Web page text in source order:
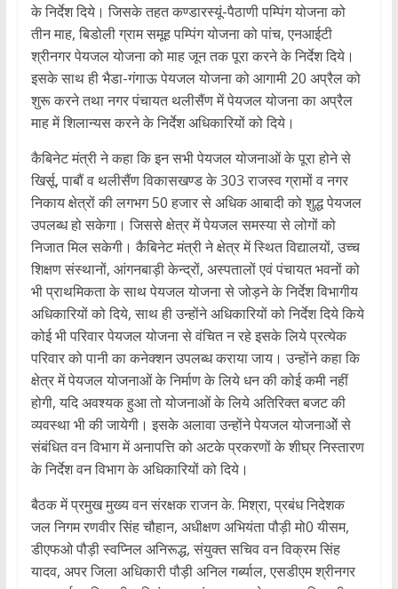
के निर्देश दिये। जिसके तहत कण्डारस्यूं-पैठाणी पम्पिंग योजना को
तीन माह, बिडोली ग्राम समूह पम्पिंग योजना को पांच, एनआईटी
श्रीनगर पेयजल योजना को माह जून तक पूरा करने के निर्देश दिये।
इसके साथ ही भैडा-गंगाऊ पेयजल योजना को आगामी 20 अप्रैल को
शुरू करने तथा नगर पंचायत थलीसैंण में पेयजल योजना का अप्रैल
माह में शिलान्यस करने के निर्देश अधिकारियों को दिये।
कैबिनेट मंत्री ने कहा कि इन सभी पेयजल योजनाओं के पूरा होने से
खिर्सू, पाबौं व थलीसैंण विकासखण्ड के 303 राजस्व ग्रामों व नगर
निकाय क्षेत्रों की लगभग 50 हजार से अधिक आबादी को शुद्ध पेयजल
उपलब्ध हो सकेगा। जिससे क्षेत्र में पेयजल समस्या से लोगों को
निजात मिल सकेगी। कैबिनेट मंत्री ने क्षेत्र में स्थित विद्यालयों, उच्च
शिक्षण संस्थानों, आंगनबाड़ी केन्द्रों, अस्पतालों एवं पंचायत भवनों को
भी प्राथमिकता के साथ पेयजल योजना से जोड़ने के निर्देश विभागीय
अधिकारियों को दिये, साथ ही उन्होंने अधिकारियों को निर्देश दिये किये
कोई भी परिवार पेयजल योजना से वंचित न रहे इसके लिये प्रत्येक
परिवार को पानी का कनेक्शन उपलब्ध कराया जाय। उन्होंने कहा कि
क्षेत्र में पेयजल योजनाओं के निर्माण के लिये धन की कोई कमी नहीं
होगी, यदि अवश्यक हुआ तो योजनाओं के लिये अतिरिक्त बजट की
व्यवस्था भी की जायेगी। इसके अलावा उन्होंने पेयजल योजनाओें से
संबंधित वन विभाग में अनापत्ति को अटके प्रकरणों के शीघ्र निस्तारण
के निर्देश वन विभाग के अधिकारियों को दिये।
बैठक में प्रमुख मुख्य वन संरक्षक राजन के. मिश्रा, प्रबंध निदेशक
जल निगम रणवीर सिंह चौहान, अधीक्षण अभियंता पौड़ी मो0 यीसम,
डीएफओ पौड़ी स्वप्निल अनिरूद्ध, संयुक्त सचिव वन विक्रम सिंह
यादव, अपर जिला अधिकारी पौड़ी अनिल गर्ब्याल, एसडीएम श्रीनगर